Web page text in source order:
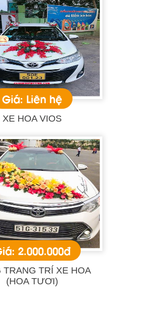
Giá: Liên hệ
XE HOA VIOS
2.000.000đ
TRANG TRÍ XE HOA
(HOA TƯƠI)